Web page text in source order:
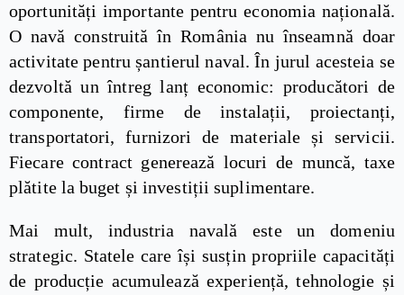
oportunități importante pentru economia națională.
O navă construită în România nu înseamnă doar
activitate pentru șantierul naval. În jurul acesteia se
dezvoltă un întreg lanț economic: producători de
componente, firme de instalații, proiectanți,
transportatori, furnizori de materiale și servicii.
Fiecare contract generează locuri de muncă, taxe
plătite la buget și investiții suplimentare.
Mai mult, industria navală este un domeniu
strategic. Statele care își susțin propriile capacități
de producție acumulează experiență, tehnologie și